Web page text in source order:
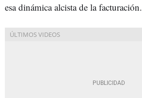
esa dinámica alcista de la facturación.